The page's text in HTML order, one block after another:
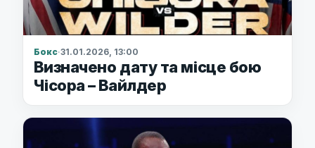
Бокс·31.01.2026, 13:00
Визначено дату та місце бою
Чісора – Вайлдер